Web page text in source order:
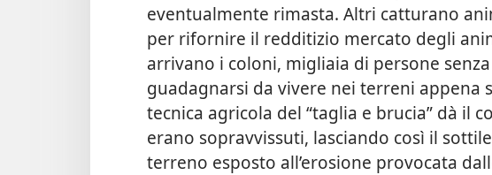
eventualmente rimasta. Altri catturano
per rifornire il redditizio mercato degli
arrivano i coloni, migliaia di persone
guadagnarsi da vivere nei terreni appena
tecnica agricola del “taglia e brucia” dà il
erano sopravvissuti, lasciando così il
terreno esposto all’erosione provocata